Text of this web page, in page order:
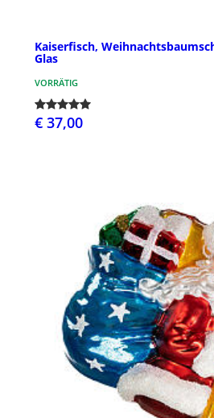
Kaiserfisch,
Glas
VORRÄTIG
€ 37,00